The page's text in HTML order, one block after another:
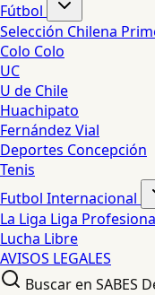
Fútbol
Selección Chilena
Colo Colo
UC
U de Chile
Huachipato
Fernández Vial
Deportes Concepción
Tenis
Futbol Internacional
La Liga Liga
Lucha Libre
AVISOS LEGALES
Buscar en SABES